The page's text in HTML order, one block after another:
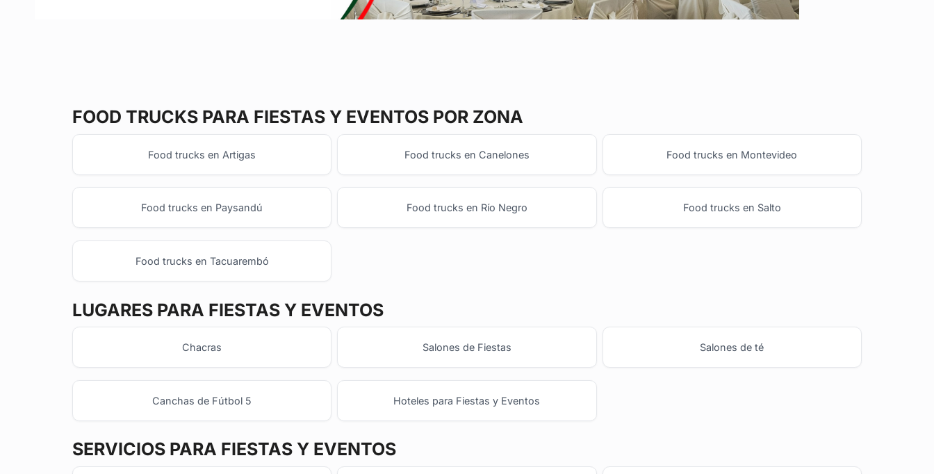
FOOD TRUCKS PARA FIESTAS Y EVENTOS POR ZONA
Food trucks en Artigas Food trucks en Canelones Food trucks en Montevideo
Food trucks en Paysandú Food trucks en Río Negro Food trucks en Salto
Food trucks en Tacuarembó
LUGARES PARA FIESTAS Y EVENTOS
Chacras Salones de Fiestas Salones de té
Canchas de Fútbol 5 Hoteles para Fiestas y Eventos
SERVICIOS PARA FIESTAS Y EVENTOS